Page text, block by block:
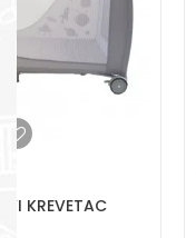
KREVETAC